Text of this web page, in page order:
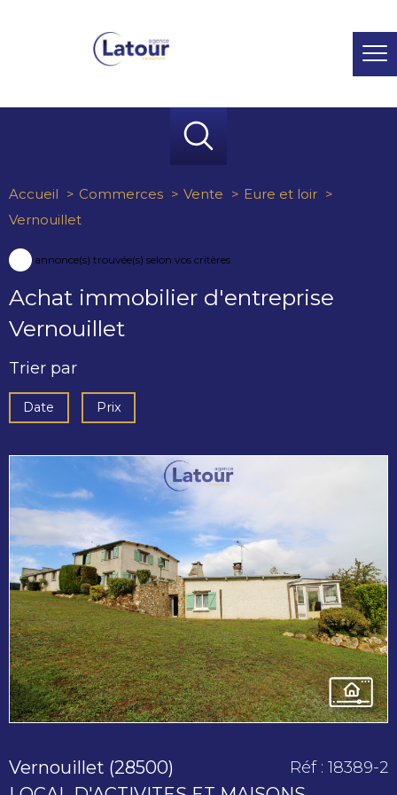
Accueil Commerces Vente
Eure et loir
Vernouillet
annonce(s) trouvée(s) selon vos critères
Achat immobilier d'entreprise
Vernouillet
Trier par
Date Prix
voir le
bien
Vernouillet (28500)
Réf : 18389-2